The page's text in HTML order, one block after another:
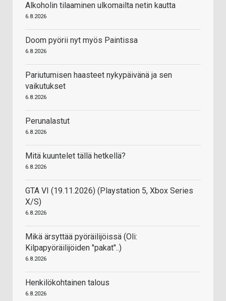
Alkoholin tilaaminen ulkomailta netin kautta
6.8.2026
Doom pyörii nyt myös Paintissa
6.8.2026
Pariutumisen haasteet nykypäivänä ja sen
vaikutukset
6.8.2026
Perunalastut
6.8.2026
Mitä kuuntelet tällä hetkellä?
6.8.2026
GTA VI (19.11.2026) (Playstation 5, Xbox Series
X/S)
6.8.2026
Mikä ärsyttää pyöräilijöissä (Oli:
Kilpapyöräilijöiden "pakat"..)
6.8.2026
Henkilökohtainen talous
6.8.2026